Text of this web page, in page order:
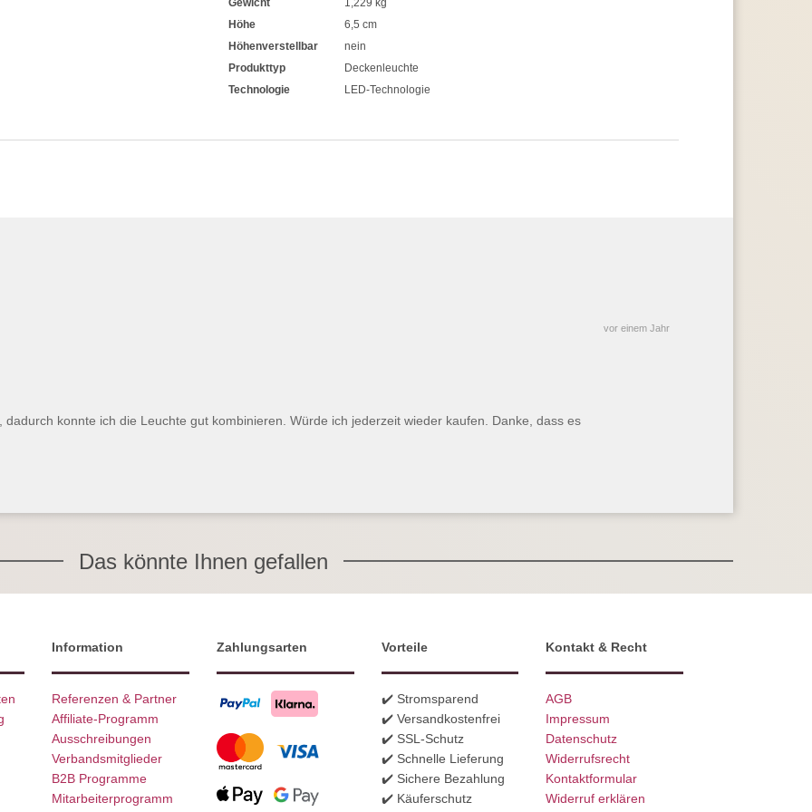
Gewicht
1,229 kg
Höhe
6,5 cm
Höhenverstellbar
nein
Produkttyp
Deckenleuchte
Technologie
LED-Technologie
konnte ich die Leuchte gut kombinieren. Würde ich jederzeit wieder kaufen. Danke, dass es
vor einem Jahr
Das könnte Ihnen gefallen
Information
Referenzen & Partner
Affiliate-Programm
Ausschreibungen
Verbandsmitglieder
B2B Programme
Mitarbeiterprogramm
Zahlungsarten Vorteile
✔️ Stromsparend
✔️ Versandkostenfrei
✔️ SSL-Schutz
✔️ Schnelle Lieferung
✔️ Sichere Bezahlung
✔️ Käuferschutz
Kontakt & Recht
AGB
Impressum
Datenschutz
Widerrufsrecht
Kontaktformular
Widerruf erklären